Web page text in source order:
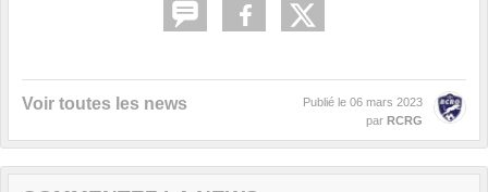
Voir toutes les news Publié le 06 mars 2023
par RCRG